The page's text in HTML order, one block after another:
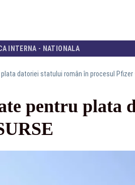
INTERNA - NATIONALA
datoriei statului român în procesul Pfizer
pentru plata